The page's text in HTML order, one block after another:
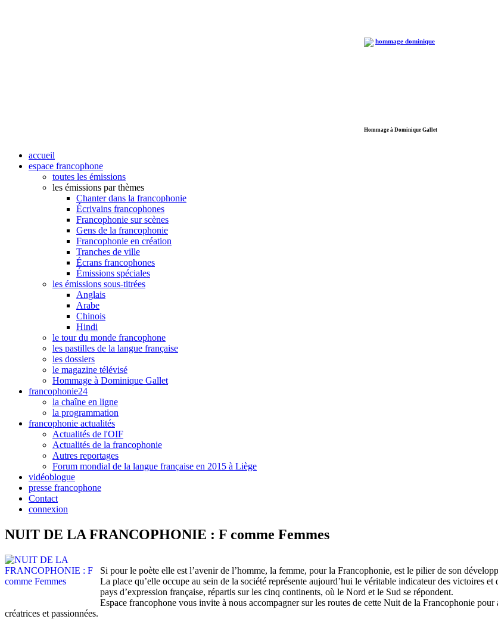
Hommage à Dominique Gallet
accueil
espace francophone
toutes les émissions
les émissions par thèmes
Chanter dans la francophonie
Écrivains francophones
Francophonie sur scènes
Gens de la francophonie
Francophonie en création
Tranches de ville
Écrans francophones
Émissions spéciales
les émissions sous-titrées
Anglais
Arabe
Chinois
Hindi
le tour du monde francophone
les pastilles de la langue française
les dossiers
le magazine télévisé
Hommage à Dominique Gallet
francophonie24
la chaîne en ligne
la programmation
francophonie actualités
Actualités de l'OIF
Actualités de la francophonie
Autres reportages
Forum mondial de la langue française en 2015 à Liège
vidéoblogue
presse francophone
Contact
connexion
NUIT DE LA FRANCOPHONIE : F comme Femmes
Si pour le poète elle est l’avenir de l’homme, la femme, pour la Francophonie, est le pilier de son
La place qu’elle occupe au sein de la société représente aujourd’hui le véritable indicateur des victoires
pays d’expression française, répartis sur les cinq continents, où le Nord et le Sud se répondent.
Espace francophone vous invite à nous accompagner sur les routes de cette Nuit de la Francophonie
créatrices et passionnées.